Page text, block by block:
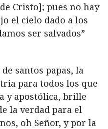
Cristo]; pues no hay
el cielo dado a los
ser salvados”
santos papas, la
para todos los que
y apostólica, brille
la verdad para el
oh Señor, y por la